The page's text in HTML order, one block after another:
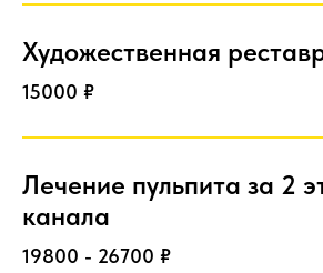
Художественная
15000 ₽
Лечение пульпита за 2
канала
19800 - 26700 ₽